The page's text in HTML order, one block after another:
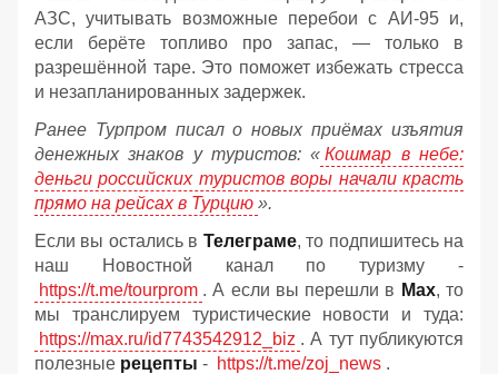
АЗС, учитывать возможные перебои с АИ‑95 и,
если берёте топливо про запас, — только в
разрешённой таре. Это поможет избежать стресса
и незапланированных задержек.
Ранее Турпром писал о новых приёмах изъятия
денежных знаков у туристов: « Кошмар в небе:
деньги российских туристов воры начали красть
прямо на рейсах в Турцию ».
Если вы остались в Телеграме, то подпишитесь на
наш Новостной канал по туризму -
https://t.me/tourprom . А если вы перешли в Мах, то
мы транслируем туристические новости и туда:
https://max.ru/id7743542912_biz . А тут публикуются
полезные рецепты - https://t.me/zoj_news .